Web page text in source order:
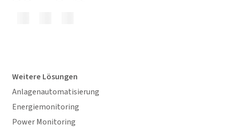
Weitere Lösungen
Anlagenautomatisierung
Energiemonitoring
Power Monitoring